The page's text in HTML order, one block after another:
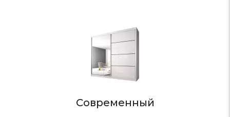
Современный